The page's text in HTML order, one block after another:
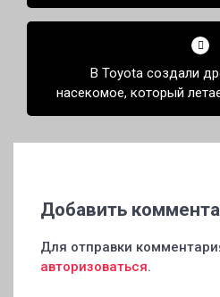
В Toyota создали
насекомое, который
Добавить
Для отправки
авторизоваться.